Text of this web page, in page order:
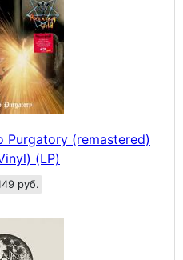
Purgatory (remastered)
(LP)
руб.